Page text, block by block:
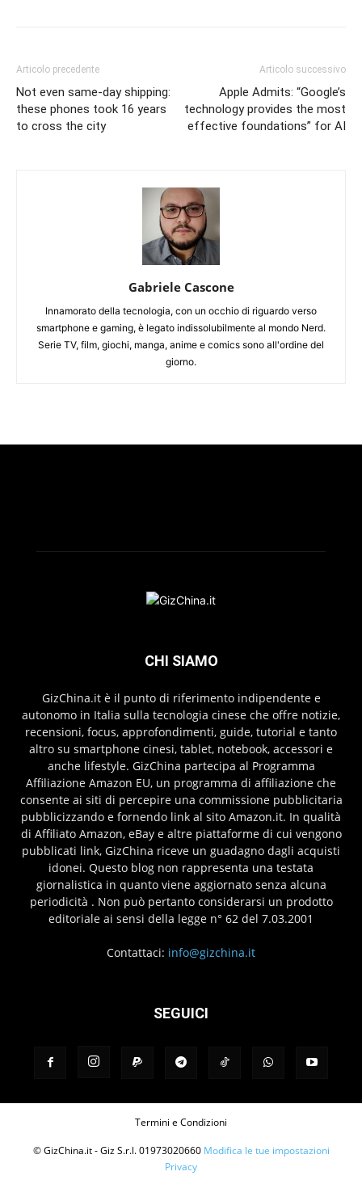
Articolo precedente
Not even same-day shipping:
these phones took 16 years
to cross the city
Articolo successivo
Apple Admits: “Google’s
technology provides the most
effective foundations” for AI
Gabriele Cascone
Innamorato della tecnologia, con un occhio di riguardo verso
smartphone e gaming, è legato indissolubilmente al mondo Nerd.
Serie TV, film, giochi, manga, anime e comics sono all'ordine del
giorno.
CHI SIAMO
GizChina.it è il punto di riferimento indipendente e
autonomo in Italia sulla tecnologia cinese che offre notizie,
recensioni, focus, approfondimenti, guide, tutorial e tanto
altro su smartphone cinesi, tablet, notebook, accessori e
anche lifestyle. GizChina partecipa al Programma
Affiliazione Amazon EU, un programma di affiliazione che
consente ai siti di percepire una commissione pubblicitaria
pubblicizzando e fornendo link al sito Amazon.it. In qualità
di Affiliato Amazon, eBay e altre piattaforme di cui vengono
pubblicati link, GizChina riceve un guadagno dagli acquisti
idonei. Questo blog non rappresenta una testata
giornalistica in quanto viene aggiornato senza alcuna
periodicità . Non può pertanto considerarsi un prodotto
editoriale ai sensi della legge n° 62 del 7.03.2001
Contattaci: info@gizchina.it
SEGUICI
Termini e Condizioni
© GizChina.it - Giz S.r.l. 01973020660 Modifica le tue impostazioni
Privacy